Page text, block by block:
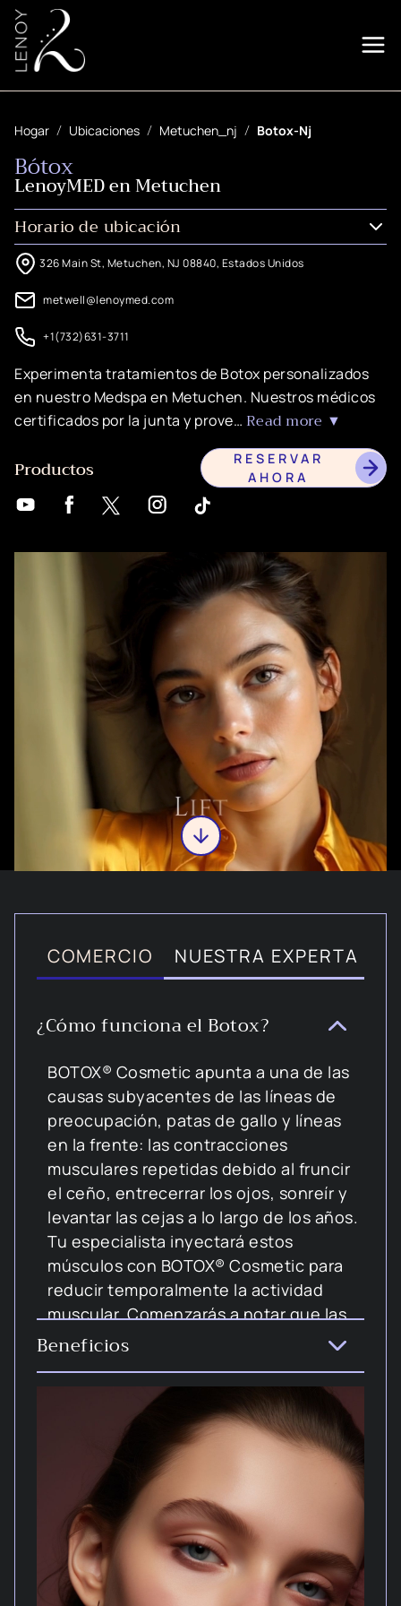
Hogar Ubicaciones Metuchen_nj Botox-Nj
Bótox
LenoyMED en Metuchen
Horario de ubicación
326 Main St, Metuchen, NJ 08840, Estados Unidos
metwell@lenoymed.com
+1(732)631-3711
Experimenta tratamientos de Botox personalizados
en nuestro Medspa en Metuchen. Nuestros médicos
certificados por la junta y prove… Read more ▼
Productos
RESERVAR
AHORA
COMERCIO NUESTRA EXPERTA
¿Cómo funciona el Botox?
BOTOX® Cosmetic apunta a una de las
causas subyacentes de las líneas de
preocupación, patas de gallo y líneas
en la frente: las contracciones
musculares repetidas debido al fruncir
el ceño, entrecerrar los ojos, sonreír y
levantar las cejas a lo largo de los años.
Tu especialista inyectará estos
músculos con BOTOX® Cosmetic para
reducir temporalmente la actividad
muscular. Comenzarás a notar que las
líneas de preocupación entre tus cejas,
frente se ven temporalmente mejor.
Beneficios